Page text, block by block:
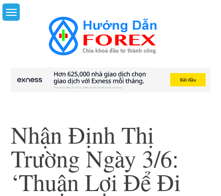
Skip
to
Nhận Định Thị
Trường Ngày 3/6:
‘Thuận Lợi Để Đi